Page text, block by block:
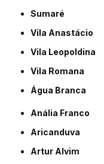
Sumaré
Vila Anastácio
Vila Leopoldina
Vila Romana
Água Branca
Anália Franco
Aricanduva
Artur Alvim